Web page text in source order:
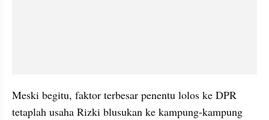
Meski begitu, faktor terbesar penentu lolos ke DPR
tetaplah usaha Rizki blusukan ke kampung-kampung